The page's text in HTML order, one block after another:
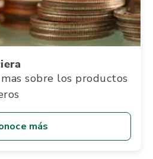
sobre los productos
más